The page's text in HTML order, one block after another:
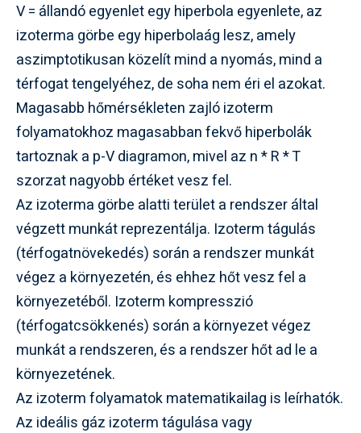
V = állandó egyenlet egy hiperbola egyenlete, az
izoterma görbe egy hiperbolaág lesz, amely
aszimptotikusan közelít mind a nyomás, mind a
térfogat tengelyéhez, de soha nem éri el azokat.
Magasabb hőmérsékleten zajló izoterm
folyamatokhoz magasabban fekvő hiperbolák
tartoznak a p-V diagramon, mivel az n * R * T
szorzat nagyobb értéket vesz fel.
Az izoterma görbe alatti terület a rendszer által
végzett munkát reprezentálja. Izoterm tágulás
(térfogatnövekedés) során a rendszer munkát
végez a környezetén, és ehhez hőt vesz fel a
környezetéből. Izoterm kompresszió
(térfogatcsökkenés) során a környezet végez
munkát a rendszeren, és a rendszer hőt ad le a
környezetének.
Az izoterm folyamatok matematikailag is leírhatók.
Az ideális gáz izoterm tágulása vagy